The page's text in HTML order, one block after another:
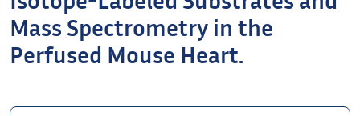
Mass Spectrometry in the
Perfused Mouse Heart.